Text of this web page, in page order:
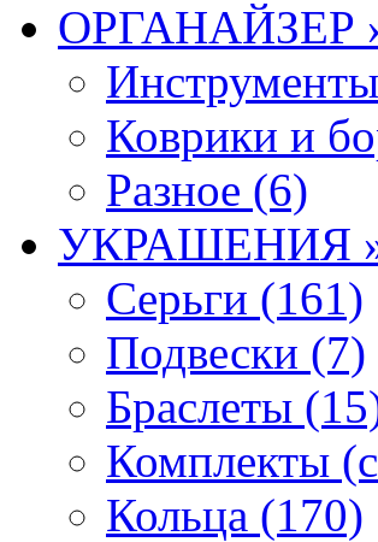
ОРГАНАЙЗЕР
Коврики и
Разное (6)
УКРАШЕНИЯ
Серьги (161)
Подвески (7)
Браслеты
Комплекты
Кольца (170)